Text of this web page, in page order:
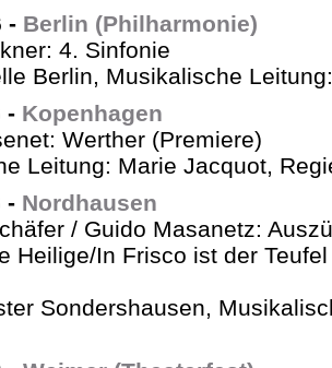
- Berlin (Philharmonie)
4. Sinfonie
Berlin, Musikalische
- Kopenhagen
Werther (Premiere)
Leitung: Marie Jacquot,
- Nordhausen
/ Guido Masanetz:
Heilige/In Frisco ist der
Sondershausen,